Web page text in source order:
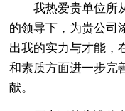
我热爱贵单位所从
的领导下，为贵公司
出我的实力与才能，
和素质方面进一步完
献。